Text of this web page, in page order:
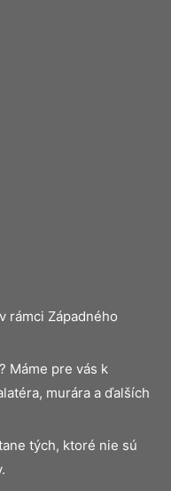
rámci Západného
Máme pre vás k
murára a ďalších
tých, ktoré nie sú